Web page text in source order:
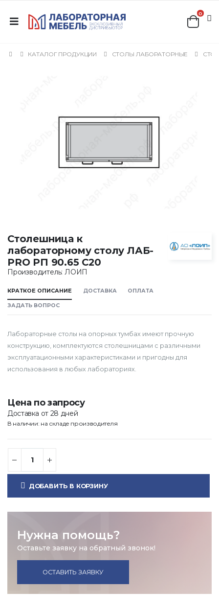
0
КАТАЛОГ ПРОДУКЦИИ СТОЛЫ ЛАБОРАТОРНЫЕ
Столешница к
лабораторному столу ЛАБ-
PRO РП 90.65 С20
Производитель: ЛОИП
КРАТКОЕ ОПИСАНИЕ ДОСТАВКА ОПЛАТА
ЗАДАТЬ ВОПРОС
Лабораторные столы на опорных тумбах имеют прочную
конструкцию, комплектуются столешницами с различными
эксплуатационными характеристиками и пригодны для
использования в любых лабораториях.
Цена по запросу
Доставка от 28 дней
В наличии: на складе производителя
ДОБАВИТЬ В КОРЗИНУ
Нужна помощь?
Оставьте заявку на обратный звонок!
ОСТАВИТЬ ЗАЯВКУ